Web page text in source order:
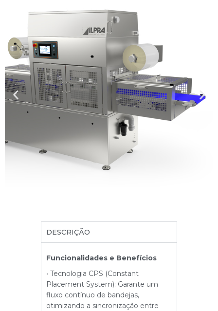
DESCRIÇÃO
Funcionalidades e Benefícios
• Tecnologia CPS (Constant
Placement System): Garante um
fluxo contínuo de bandejas,
otimizando a sincronização entre